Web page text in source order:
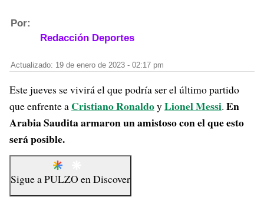
Por:
Redacción Deportes
Actualizado: 19 de enero de 2023 - 02:17 pm
Este jueves se vivirá el que podría ser el último partido
que enfrente a Cristiano RonaldoyLionel Messi. En
Arabia Saudita armaron un amistoso con el que esto
será posible.
Sigue aPULZO enDiscover